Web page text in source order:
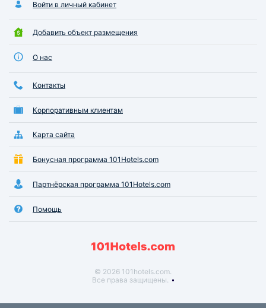
Войти в личный кабинет
Добавить объект размещения
О нас
Контакты
Корпоративным клиентам
Карта сайта
Бонусная программа 101Hotels.com
Партнёрская программа 101Hotels.com
Помощь
© 2026 101hotels.com.
Все права защищены.